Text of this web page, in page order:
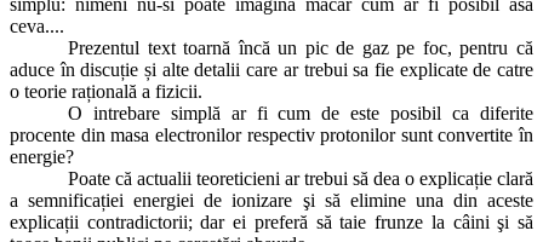
ceva....
Prezentul text toarnă încă un pic de gaz pe foc, pentru că
aduce în discuție și alte detalii care ar trebui sa fie explicate de catre
o teorie rațională a fizicii.
O intrebare simplă ar fi cum de este posibil ca diferite
procente din masa electronilor respectiv protonilor sunt convertite în
energie?
Poate că actualii teoreticieni ar trebui să dea o explicație clară
a semnificației energiei de ionizare şi să elimine una din aceste
explicații contradictorii; dar ei preferă să taie frunze la câini şi să